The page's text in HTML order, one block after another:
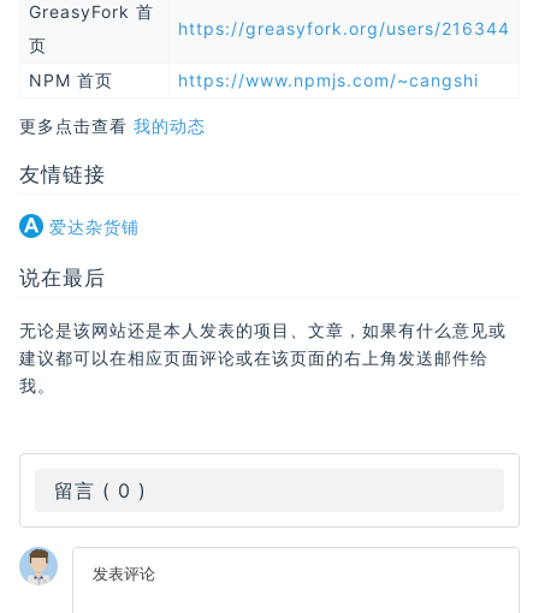
GreasyFork 首
页
https://greasyfork.org/users/216344
NPM 首页 https://www.npmjs.com/~cangshi
更多点击查看 我的动态
友情链接
爱达杂货铺
说在最后
无论是该网站还是本人发表的项目、文章，如果有什么意见或
建议都可以在相应页面评论或在该页面的右上角发送邮件给
我。
留言 ( 0 )